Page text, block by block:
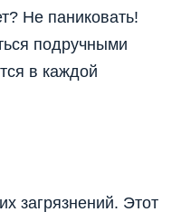
Не паниковать!
подручными
в каждой
загрязнений. Этот